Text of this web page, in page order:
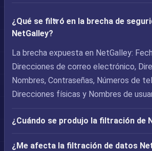
¿Qué se filtró en la brecha de
NetGalley?
La brecha expuesta en NetGalley:
Direcciones de correo electrónico,
Nombres, Contraseñas, Números de
Direcciones físicas y Nombres de
¿Cuándo se produjo la filtración de
¿Me afecta la filtración de datos